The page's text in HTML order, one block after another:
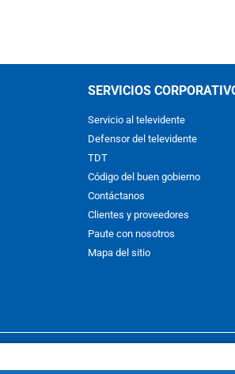
SERVICIOS
Servicio al televidente
Defensor del televidente
TDT
Código del buen gobierno
Contáctanos
Clientes y proveedores
Paute con nosotros
Mapa del sitio
su reproducción total o parcial, así como